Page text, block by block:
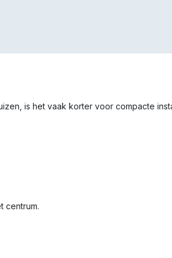
is het vaak korter voor compacte
centrum.